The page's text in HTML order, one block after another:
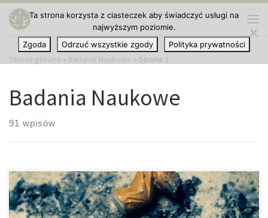
Przejdź do treści
Strona główna » Badania Naukowe » Strona 2
Badania Naukowe
91 wpisów
Toksyczne Substancje Zawarte w Niedopałkach Papierosów
Ta strona korzysta z ciasteczek aby świadczyć usługi na
najwyższym poziomie.
Zgoda
Odrzuć wszystkie zgody Polityka prywatności